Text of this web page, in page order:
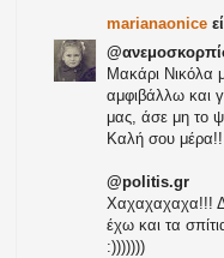
marianaonice
Μακάρι Νικόλα
αμφιβάλλω και
μας, άσε μη το
Καλή σου μέρα!!
@politis.gr
Xαχαχαχαχα!!!
έχω και τα
:)))))))